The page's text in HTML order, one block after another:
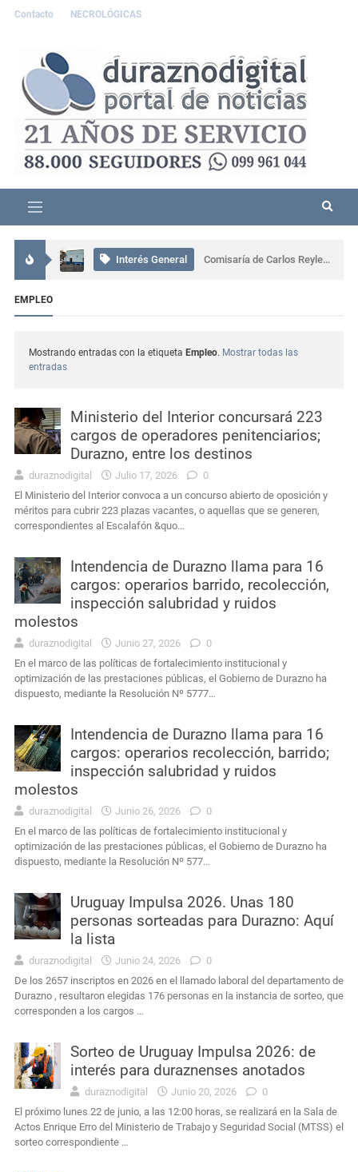
Contacto NECROLÓGICAS
Interés General Comisaría de Carlos Reyles coordinó el rescate de un conductor atrapado tras un grave siniestro en Ruta 5
Actualidad
Actualidad
Actualidad Jefatura de Policía de Durazno reconoció a 30 funcionarios en el 196º aniversario de su creación
Actualidad
EMPLEO
Mostrando entradas con la etiqueta Empleo. Mostrar todas las
entradas
Ministerio del Interior concursará 223
cargos de operadores penitenciarios;
Durazno, entre los destinos
duraznodigital Julio 17, 2026
0
El Ministerio del Interior convoca a un concurso abierto de oposición y
méritos para cubrir 223 plazas vacantes, o aquellas que se generen,
correspondientes al Escalafón &quo…
Intendencia de Durazno llama para 16
cargos: operarios barrido, recolección,
inspección salubridad y ruidos
molestos
duraznodigital Junio 27, 2026
0
En el marco de las políticas de fortalecimiento institucional y
optimización de las prestaciones públicas, el Gobierno de Durazno ha
dispuesto, mediante la Resolución Nº 5777…
Intendencia de Durazno llama para 16
cargos: operarios recolección, barrido;
inspección salubridad y ruidos
molestos
duraznodigital Junio 26, 2026
0
En el marco de las políticas de fortalecimiento institucional y
optimización de las prestaciones públicas, el Gobierno de Durazno ha
dispuesto, mediante la Resolución Nº 577…
Uruguay Impulsa 2026. Unas 180
personas sorteadas para Durazno: Aquí
la lista
duraznodigital Junio 24, 2026
0
De los 2657 inscriptos en 2026 en el llamado laboral del departamento de
Durazno , resultaron elegidas 176 personas en la instancia de sorteo, que
corresponden a los cargos …
Sorteo de Uruguay Impulsa 2026: de
interés para duraznenses anotados
duraznodigital Junio 20, 2026
0
El próximo lunes 22 de junio, a las 12:00 horas, se realizará en la Sala de
Actos Enrique Erro del Ministerio de Trabajo y Seguridad Social (MTSS) el
sorteo correspondiente …